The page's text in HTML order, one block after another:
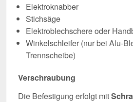
Elektroknabber
Stichsäge
Elektroblechschere oder
Winkelschleifer (nur bei Alu-
Trennscheibe)
Verschraubung
Die Befestigung erfolgt mit